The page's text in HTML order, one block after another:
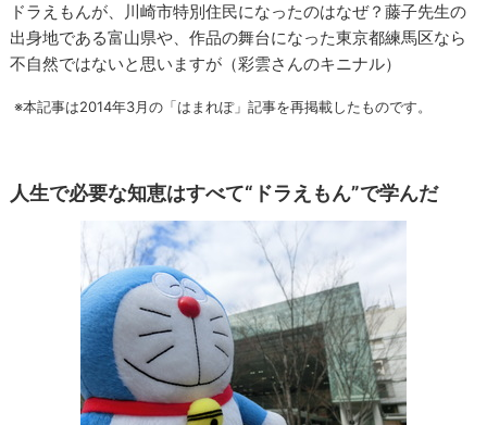
ドラえもんが、川崎市特別住民になったのはなぜ？藤子先生の
出身地である富山県や、作品の舞台になった東京都練馬区なら
不自然ではないと思いますが（彩雲さんのキニナル）
※本記事は2014年3月の「はまれぽ」記事を再掲載したものです。
人生で必要な知恵はすべて“ドラえもん”で学んだ